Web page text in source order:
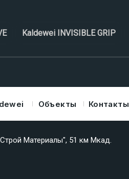
Kaldewei INVISIBLE GRIP
Объекты Контакты
Материалы", 51 км Мкад.